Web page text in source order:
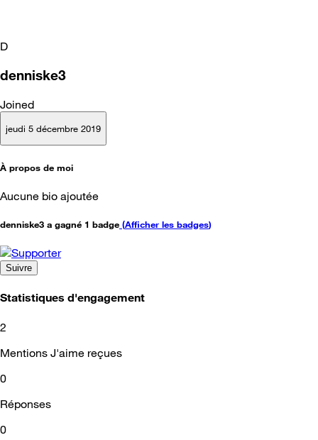
D
denniske3
Joined
jeudi 5 décembre 2019
À propos de moi
Aucune bio ajoutée
denniske3 a gagné 1 badge (Afficher les badges)
Suivre
Statistiques d'engagement
2
Mentions J'aime reçues
0
Réponses
0